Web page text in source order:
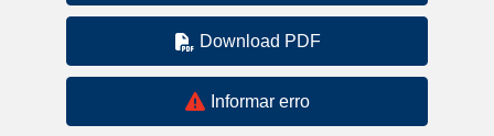
Download PDF
Informar erro